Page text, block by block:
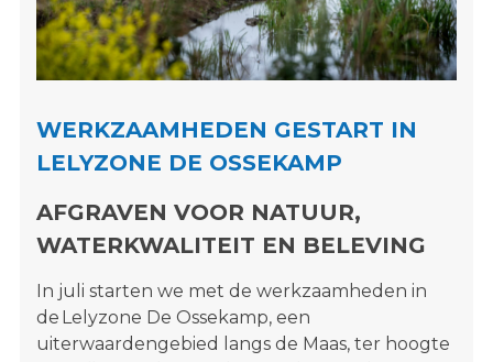
WERKZAAMHEDEN GESTART IN
LELYZONE DE OSSEKAMP
AFGRAVEN VOOR NATUUR,
WATERKWALITEIT EN BELEVING
In juli starten we met de werkzaamheden in
de Lelyzone De Ossekamp, een
uiterwaardengebied langs de Maas, ter hoogte